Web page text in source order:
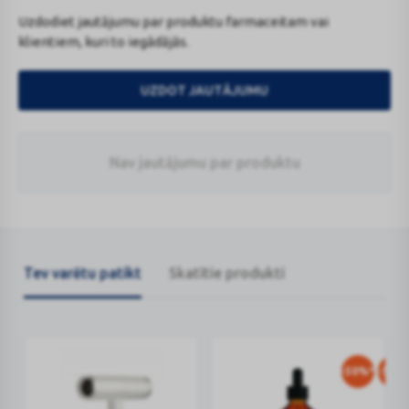
Uzdodiet jautājumu par produktu farmaceitam vai
klientiem, kuri to iegādājās.
UZDOT JAUTĀJUMU
Nav jautājumu par produktu
Tev varētu patikt Skatītie produkti
-50%*